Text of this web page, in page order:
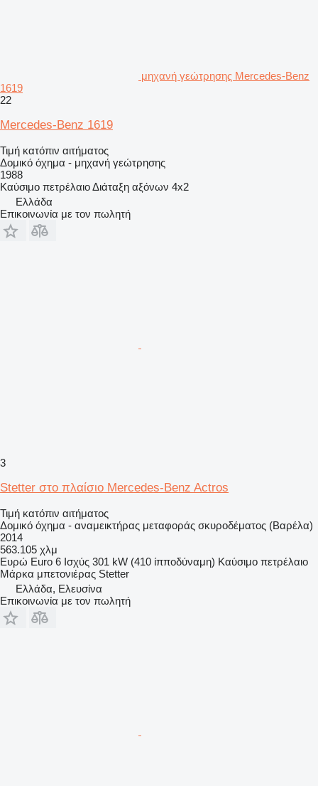
μηχανή γεώτρησης Mercedes-Benz
1619
22
Mercedes-Benz 1619
Τιμή κατόπιν αιτήματος
Δομικό όχημα - μηχανή γεώτρησης
1988
Καύσιμο πετρέλαιοΔιάταξη αξόνων 4x2
Ελλάδα
Επικοινωνία με τον πωλητή
3
Stetter στο πλαίσιο Mercedes-Benz Actros
Τιμή κατόπιν αιτήματος
Δομικό όχημα - αναμεικτήρας μεταφοράς σκυροδέματος (Βαρέλα)
2014
563.105 χλμ
Ευρώ Euro 6 Ισχύς 301 kW (410 ίπποδύναμη) Καύσιμο πετρέλαιο
Μάρκα μπετονιέρας Stetter
Ελλάδα, Ελευσίνα
Επικοινωνία με τον πωλητή